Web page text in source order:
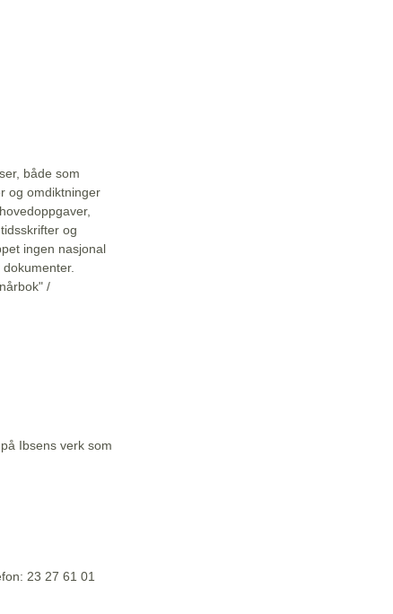
både som
og omdiktninger
og
ingen nasjonal
/
Ibsens verk som
23 27 61 01